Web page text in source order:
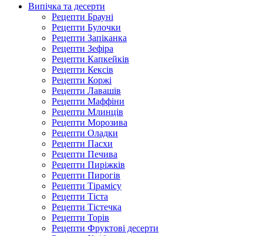
Випічка та десерти
Рецепти Брауні
Рецепти Булочки
Рецепти Запіканка
Рецепти Зефіра
Рецепти Капкейків
Рецепти Кексів
Рецепти Коржі
Рецепти Лавашів
Рецепти Маффіни
Рецепти Млинців
Рецепти Морозива
Рецепти Оладки
Рецепти Пасхи
Рецепти Печива
Рецепти Пиріжків
Рецепти Пирогів
Рецепти Тірамісу
Рецепти Тіста
Рецепти Тістечка
Рецепти Торів
Рецепти Фруктові десерти